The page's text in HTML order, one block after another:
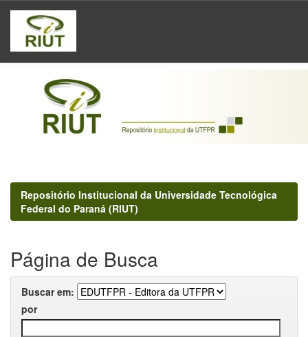
Skip
navigation
Repositório Institucional da Universidade Tecnológica
Federal do Paraná (RIUT)
Página de Busca
Buscar em:
por